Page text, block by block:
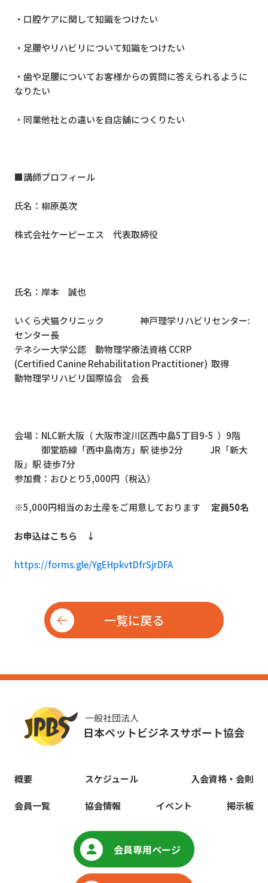
・口腔ケアに関して知識をつけたい
・足腰やリハビリについて知識をつけたい
・歯や足腰についてお客様からの質問に答えられるように
なりたい
・同業他社との違いを自店舗につくりたい
■講師プロフィール
氏名：柳原英次
株式会社ケーピーエス 代表取締役
氏名：岸本 誠也
いくら犬猫クリニック 神戸理学リハビリセンター:
センター長
テネシー大学公認 動物理学療法資格CCRP
(Certified Canine Rehabilitation Practitioner) 取得
動物理学リハビリ国際協会 会長
会場： NLC新大阪（ 大阪市淀川区西中島5丁目9-5 ） 9階
御堂筋線「西中島南方」駅 徒歩2分 JR 「新大
阪」駅 徒歩7分
参加費：おひとり5,000円（税込）
※5,000円相当のお土産をご用意しております 定員50名
お申込はこちら ↓
https://forms.gle/YgEHpkvtDfrSjrDFA
一覧に戻る
概要 スケジュール 入会資格・会則
会員一覧 協会情報 イベント 掲示板
会員専用ページ